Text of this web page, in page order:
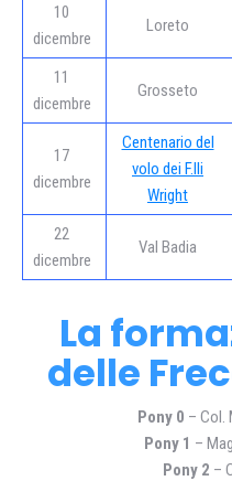
10
dicembre
Loreto
11
dicembre
Grosseto
17
dicembre
Centenario del
volo dei F.lli
Wright
22
dicembre
Val Badia
La
delle
Pony 0 – Col.
Pony 1 –
Pony 2 –